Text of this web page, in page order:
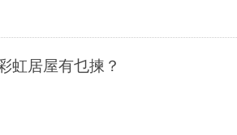
虹居屋有乜揀？